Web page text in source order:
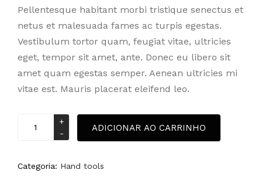
5, com
baseado
em
avaliações
de
clientes
Pellentesque habitant morbi tristique senectus et
netus et malesuada fames ac turpis egestas.
Vestibulum tortor quam, feugiat vitae, ultricies
eget, tempor sit amet, ante. Donec eu libero sit
amet quam egestas semper. Aenean ultricies mi
vitae est. Mauris placerat eleifend leo.
quantidade
ADICIONAR AO CARRINHO
Categoria: Hand tools